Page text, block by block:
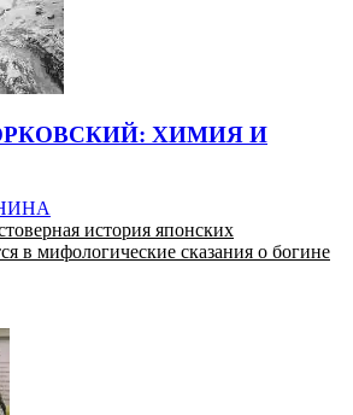
ХИМИЯ И
история японских
в мифологические сказания о богине